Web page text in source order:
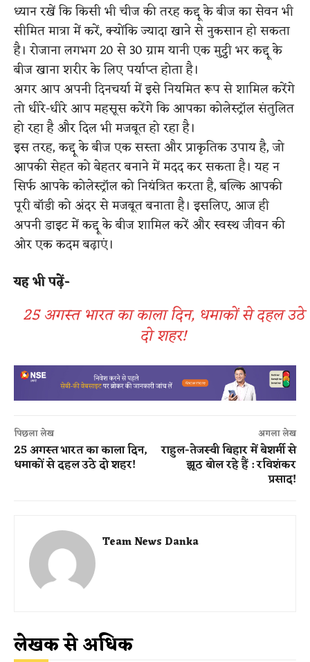
ध्यान रखें कि किसी भी चीज की तरह कद्दू के बीज का सेवन भी
सीमित मात्रा में करें, क्योंकि ज्यादा खाने से नुकसान हो सकता
है। रोजाना लगभग 20 से 30 ग्राम यानी एक मुट्ठी भर कद्दू के
बीज खाना शरीर के लिए पर्याप्त होता है।
अगर आप अपनी दिनचर्या में इसे नियमित रूप से शामिल करेंगे
तो धीरे-धीरे आप महसूस करेंगे कि आपका कोलेस्ट्रॉल संतुलित
हो रहा है और दिल भी मजबूत हो रहा है।
इस तरह, कद्दू के बीज एक सस्ता और प्राकृतिक उपाय है, जो
आपकी सेहत को बेहतर बनाने में मदद कर सकता है। यह न
सिर्फ आपके कोलेस्ट्रॉल को नियंत्रित करता है, बल्कि आपकी
पूरी बॉडी को अंदर से मजबूत बनाता है। इसलिए, आज ही
अपनी डाइट में कद्दू के बीज शामिल करें और स्वस्थ जीवन की
ओर एक कदम बढ़ाएं।
यह भी पढ़ें-
25 अगस्त भारत का काला दिन, धमाकों से दहल उठे
दो शहर!
पिछला लेख
25 अगस्त भारत का काला दिन,
धमाकों से दहल उठे दो शहर!
अगला लेख
राहुल-तेजस्वी बिहार में बेशर्मी से
झूठ बोल रहे हैं : रविशंकर
प्रसाद!
Team News Danka
लेखक से अधिक